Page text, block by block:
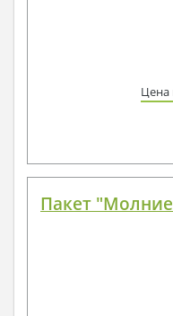
Цена
Пакет